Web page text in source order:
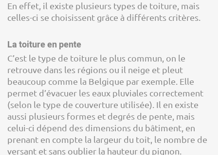
En effet, il existe plusieurs types de toiture, mais
celles-ci se choisissent grâce à différents critères.
La toiture en pente
C’est le type de toiture le plus commun, on le
retrouve dans les régions ou il neige et pleut
beaucoup comme la Belgique par exemple. Elle
permet d’évacuer les eaux pluviales correctement
(selon le type de couverture utilisée). Il en existe
aussi plusieurs formes et degrés de pente, mais
celui-ci dépend des dimensions du bâtiment, en
prenant en compte la largeur du toit, le nombre de
versant et sans oublier la hauteur du pignon.